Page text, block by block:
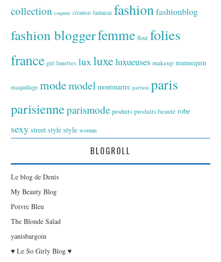
collection coquine création fantaisie fashionfashionblog
fashion bloggerfemme fleur folies
france girl lunettes luxluxeluxueuses makeup mannequin
maquillage modemodel montmartre parfum paris
parisienneparismode produits produits beauté robe
sexy street style style woman
BLOGROLL
Le blog de Denis
My Beauty Blog
Poivre Bleu
The Blonde Salad
yanisbargoin
♥ Le So Girly Blog ♥